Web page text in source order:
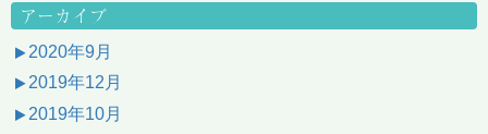
アーカイブ
2020年9月
2019年12月
2019年10月